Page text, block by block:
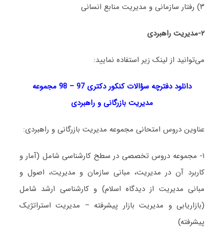
۳) رفتار سازمانی و مدیریت منابع انسانی
۲-مدیریت راهبردی
می‌توانید از لینک زیر استفاده نمایید:
دانلود دفترچه سؤالات کنکور دکتری 97 – 98 مجموعه
مدیریت بازرگانی و راهبردی
عناوین دروس امتحانی مجموعه مدیریت بازرگانی و راهبردی:
۱- مجموعه دروس تخصصی در سطح کارشناسی شامل (آمار و
کاربرد آن در مدیریت، مبانی سازمان و مدیریت، اصول و
مبانی مدیریت از دیدگاه اسلام) و کارشناسی ارشد شامل
(بازاریابی و مدیریت بازار پیشرفته – مدیریت استراتژیک
پیشرفته)